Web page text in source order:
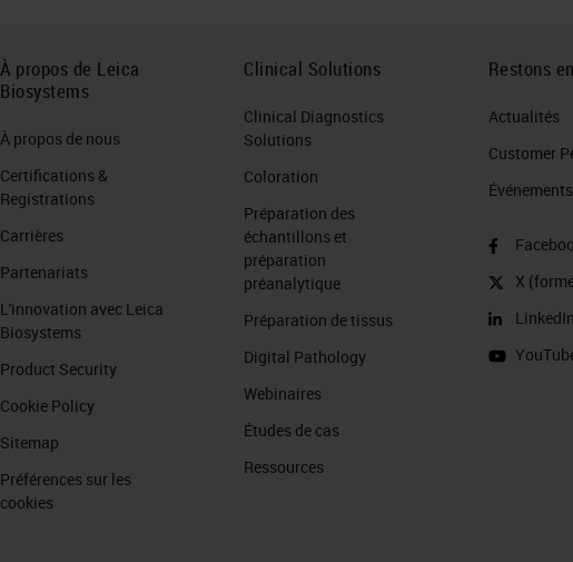
À propos de Leica
Biosystems
À propos de nous
Certifications &
Registrations
Carrières
Partenariats
L'innovation avec Leica
Biosystems
Product Security
Cookie Policy
Sitemap
Préférences sur les
cookies
Clinical Solutions
Clinical Diagnostics
Solutions
Coloration
Préparation des
échantillons et
préparation
préanalytique
Préparation de tissus
Digital Pathology
Webinaires
Études de cas
Ressources
Restons
Actualités
Customer
Événements
X
LinkedIn